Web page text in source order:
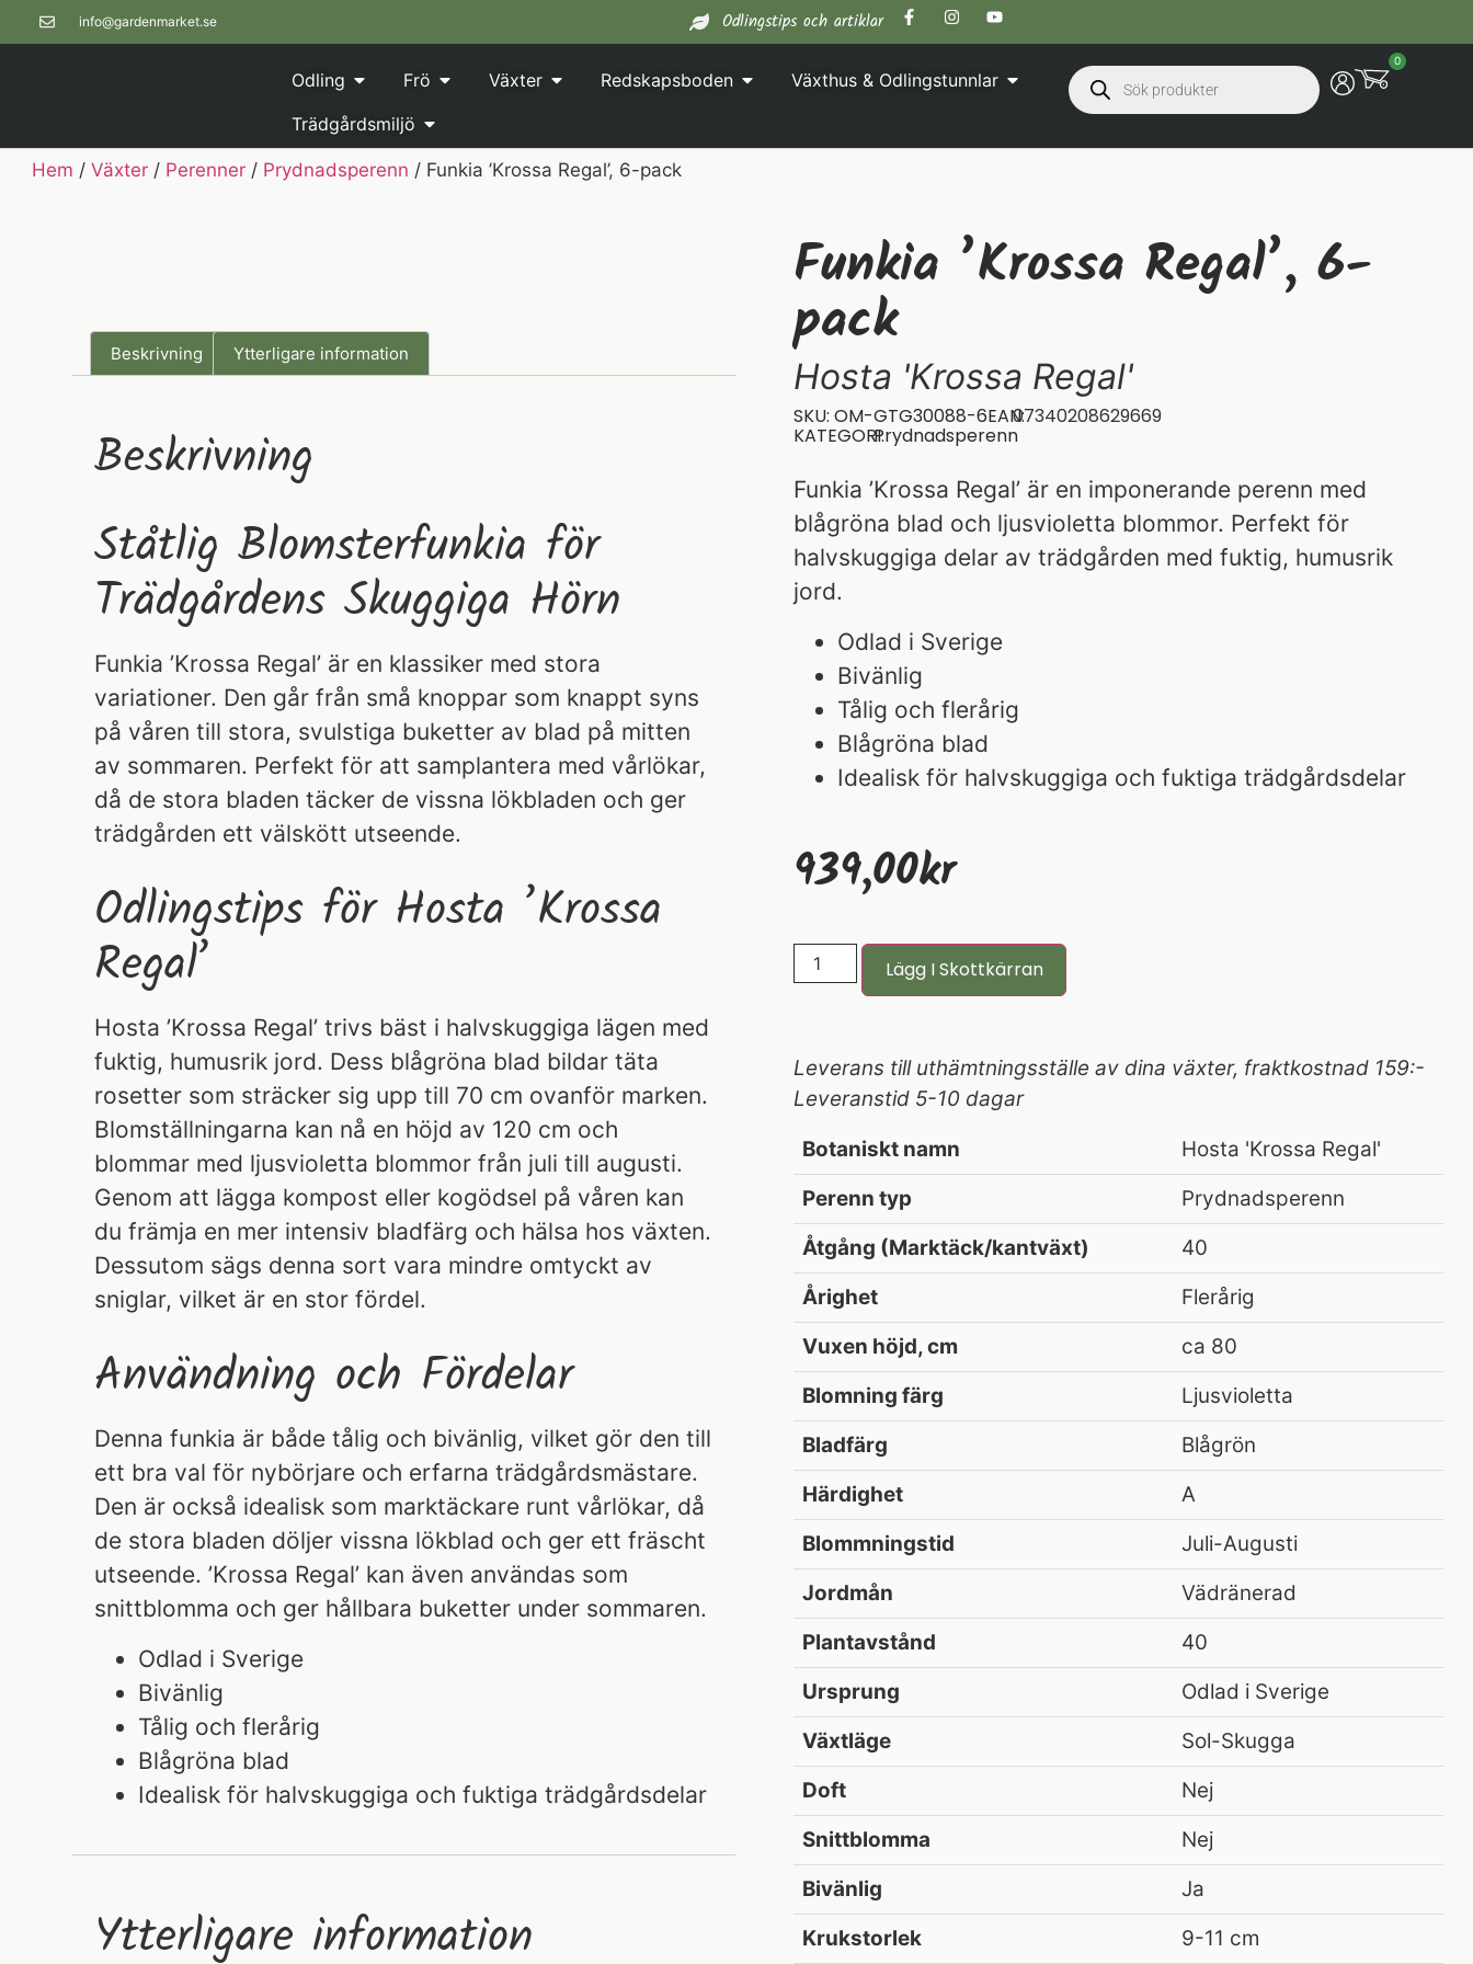
info@gardenmarket.se Odlingstips och artiklar
Odling Frö Växter Redskapsboden
Växthus & Odlingstunnlar
Trädgårdsmiljö
0
Hem / Växter / Perenner / Prydnadsperenn / Funkia ’Krossa Regal’, 6-pack
Beskrivning Ytterligare information
Beskrivning
Ståtlig Blomsterfunkia för
Trädgårdens Skuggiga Hörn
Funkia ’Krossa Regal’ är en klassiker med stora
variationer. Den går från små knoppar som knappt syns
på våren till stora, svulstiga buketter av blad på mitten
av sommaren. Perfekt för att samplantera med vårlökar,
då de stora bladen täcker de vissna lökbladen och ger
trädgården ett välskött utseende.
Odlingstips för Hosta ’Krossa
Regal’
Hosta ’Krossa Regal’ trivs bäst i halvskuggiga lägen med
fuktig, humusrik jord. Dess blågröna blad bildar täta
rosetter som sträcker sig upp till 70 cm ovanför marken.
Blomställningarna kan nå en höjd av 120 cm och
blommar med ljusvioletta blommor från juli till augusti.
Genom att lägga kompost eller kogödsel på våren kan
du främja en mer intensiv bladfärg och hälsa hos växten.
Dessutom sägs denna sort vara mindre omtyckt av
sniglar, vilket är en stor fördel.
Användning och Fördelar
Denna funkia är både tålig och bivänlig, vilket gör den till
ett bra val för nybörjare och erfarna trädgårdsmästare.
Den är också idealisk som marktäckare runt vårlökar, då
de stora bladen döljer vissna lökblad och ger ett fräscht
utseende. ’Krossa Regal’ kan även användas som
snittblomma och ger hållbara buketter under sommaren.
Odlad i Sverige
Bivänlig
Tålig och flerårig
Blågröna blad
Idealisk för halvskuggiga och fuktiga trädgårdsdelar
Ytterligare information
Funkia ’Krossa Regal’, 6-
pack
Hosta 'Krossa Regal'
SKU: OM-GTG30088-6EAN:07340208629669
KATEGORI:Prydnadsperenn
Funkia ’Krossa Regal’ är en imponerande perenn med
blågröna blad och ljusvioletta blommor. Perfekt för
halvskuggiga delar av trädgården med fuktig, humusrik
jord.
Odlad i Sverige
Bivänlig
Tålig och flerårig
Blågröna blad
Idealisk för halvskuggiga och fuktiga trädgårdsdelar
939,00Kr
Lägg I Skottkärran
Leverans till uthämtningsställe av dina växter, fraktkostnad 159:-
Leveranstid 5-10 dagar
Botaniskt namn
Hosta 'Krossa Regal'
Perenn typ
Prydnadsperenn
Åtgång (Marktäck/kantväxt)
40
Årighet
Flerårig
Vuxen höjd, cm
ca 80
Blomning färg
Ljusvioletta
Bladfärg
Blågrön
Härdighet
A
Blommningstid
Juli-Augusti
Jordmån
Vädränerad
Plantavstånd
40
Ursprung
Odlad i Sverige
Växtläge
Sol-Skugga
Doft
Nej
Snittblomma
Nej
Bivänlig
Ja
Krukstorlek
9-11 cm